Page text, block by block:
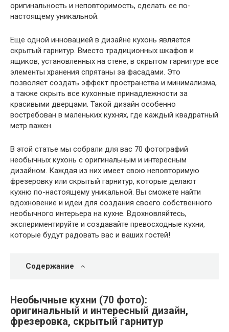
оригинальность и неповторимость, сделать ее по-
настоящему уникальной.
Еще одной инновацией в дизайне кухонь является
скрытый гарнитур. Вместо традиционных шкафов и
ящиков, установленных на стене, в скрытом гарнитуре все
элементы хранения спрятаны за фасадами. Это
позволяет создать эффект пространства и минимализма,
а также скрыть все кухонные принадлежности за
красивыми дверцами. Такой дизайн особенно
востребован в маленьких кухнях, где каждый квадратный
метр важен.
В этой статье мы собрали для вас 70 фотографий
необычных кухонь с оригинальным и интересным
дизайном. Каждая из них имеет свою неповторимую
фрезеровку или скрытый гарнитур, которые делают
кухню по-настоящему уникальной. Вы сможете найти
вдохновение и идеи для создания своего собственного
необычного интерьера на кухне. Вдохновляйтесь,
экспериментируйте и создавайте превосходные кухни,
которые будут радовать вас и ваших гостей!
Содержание
Необычные кухни (70 фото):
оригинальный и интересный дизайн,
фрезеровка, скрытый гарнитур